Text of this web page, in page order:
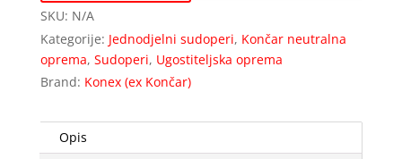
SKU: N/A
Kategorije: Jednodjelni sudoperi, Končar neutralna
oprema, Sudoperi, Ugostiteljska oprema
Brand: Konex (ex Končar)
Opis